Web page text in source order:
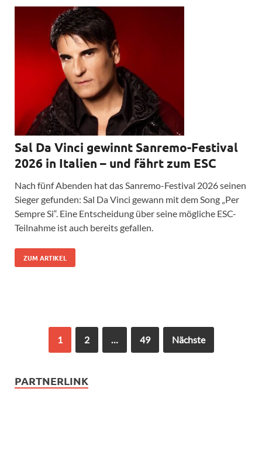
Sal Da Vinci gewinnt Sanremo-Festival
2026 in Italien – und fährt zum ESC
Nach fünf Abenden hat das Sanremo-Festival 2026 seinen
Sieger gefunden: Sal Da Vinci gewann mit dem Song „Per
Sempre Si“. Eine Entscheidung über seine mögliche ESC-
Teilnahme ist auch bereits gefallen.
ZUM ARTIKEL
1 2 … 49 Nächste
PARTNERLINK